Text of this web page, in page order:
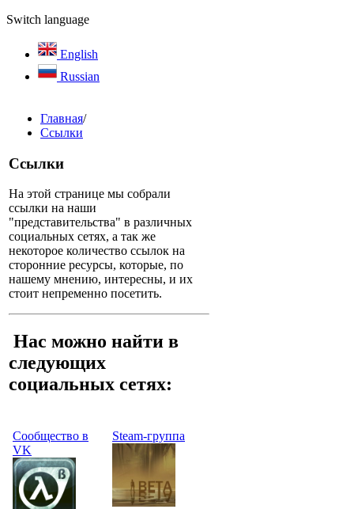
Switch language
English
Russian
Главная/
Ссылки
Ссылки
На этой странице мы собрали
ссылки на наши
"представительства" в различных
социальных сетях, а так же
некоторое количество ссылок на
сторонние ресурсы, которые, по
нашему мнению, интересны, и их
стоит непременно посетить.
Нас можно найти в
следующих
социальных сетях:
Сообщество в
VK
Steam-группа